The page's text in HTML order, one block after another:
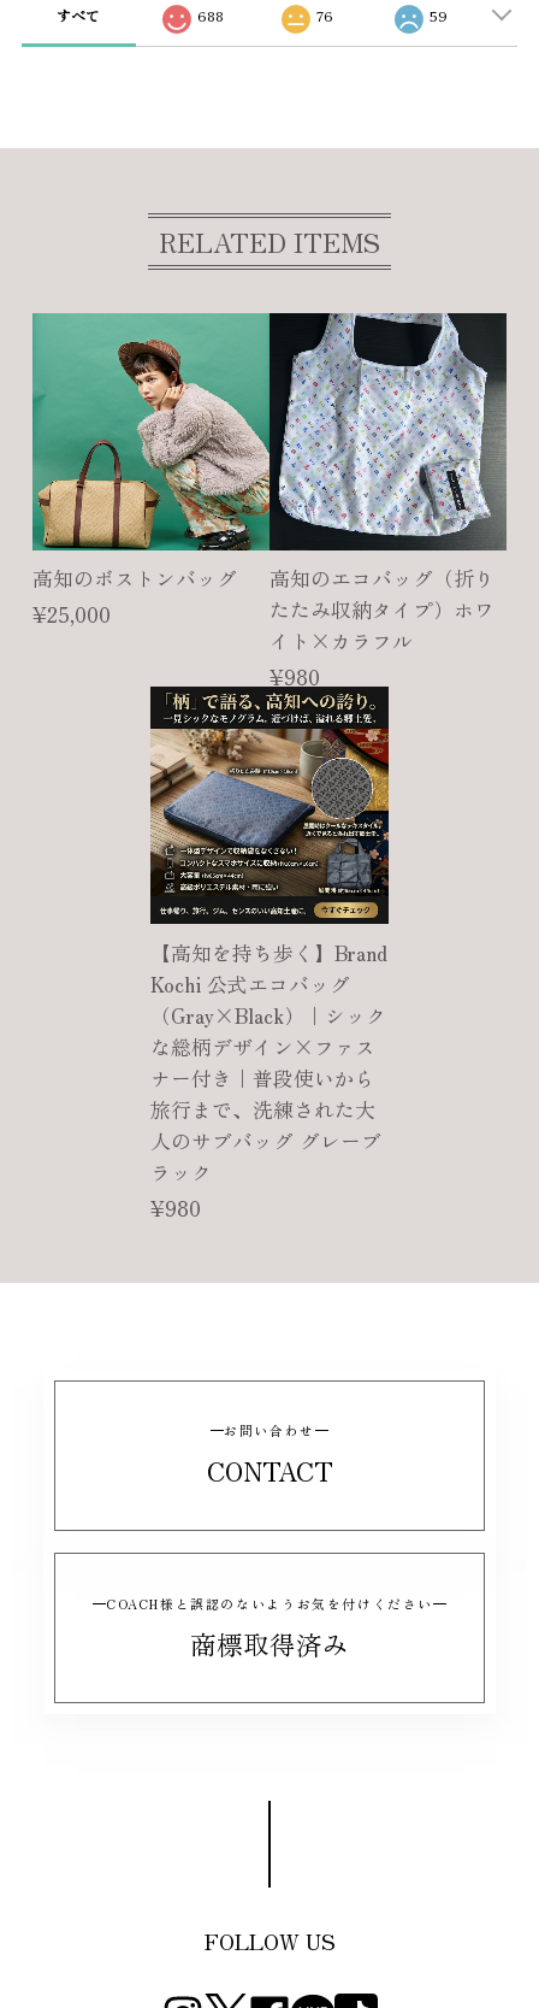
すべて 688 76 59
RELATED ITEMS
高知のボストンバッグ
¥25,000
高知のエコバッグ（折り
たたみ収納タイプ）ホワ
イト×カラフル
¥980
【高知を持ち歩く】Brand
Kochi 公式エコバッグ
（Gray×Black）｜シック
な総柄デザイン×ファス
ナー付き｜普段使いから
旅行まで、洗練された大
人のサブバッグ グレーブ
ラック
¥980
お問い合わせ
CONTACT
COACH様と誤認のないようお気を付けください
商標取得済み
FOLLOW US